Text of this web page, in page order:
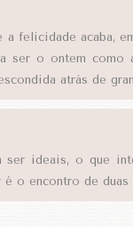
a felicidade acaba,
ser o ontem como
atrás de
ser ideais, o que
o encontro de duas